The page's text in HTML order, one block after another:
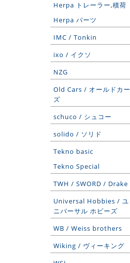
Herpa トレーラー,積荷
Herpa パーツ
IMC / Tonkin
ixo / イクソ
NZG
Old Cars / オールドカー
ズ
schuco / シュコー
solido / ソリド
Tekno basic
Tekno Special
TWH / SWORD / Drake
Universal Hobbies / ユ
ニバーサル ホビーズ
WB / Weiss brothers
Wiking / ヴィーキング